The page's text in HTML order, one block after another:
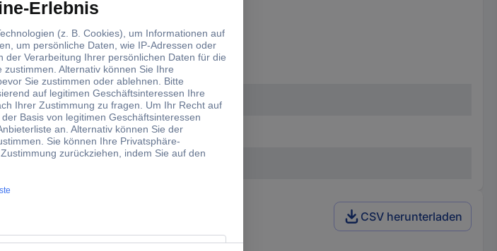
824
E92
LR03N
Mehr anzeigen
Nein
(Ø x H) 10.5 mm x 44.5 mm
Plastikfreie Verpackung
CSV herunterladen